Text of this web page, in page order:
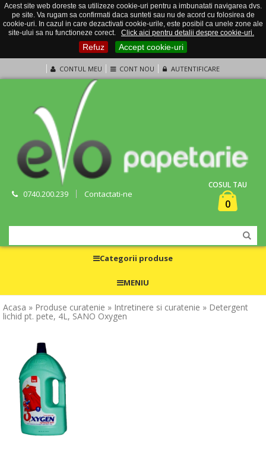
Acest site web doreste sa utilizeze cookie-uri pentru a imbunatati navigarea dvs.
pe site. Va rugam sa confirmati daca sunteti sau nu de acord cu folosirea de
cookie-uri. In cazul in care dezactivati cookie-urile, este posibil ca unele zone ale
site-ului sa nu functioneze corect.
Click aici pentru detalii despre cookie-uri.
Refuz Accept cookie-uri
CONTUL MEU CONT NOU AUTENTIFICARE
0740.200.239 Contactati-ne
COSUL TAU
0
Categorii produse
MENIU
Acasa » Produse curatenie » Intretinere si curatenie » Detergent
lichid pt. pete, 4L, SANO Oxygen